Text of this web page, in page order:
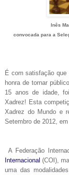
Inês
convocada para a
É com satisfação
honra de tornar
15 anos de idade,
Xadrez! Esta
Xadrez do Mundo e
Setembro de 2012,
A Federação
Internacional (COI),
uma das